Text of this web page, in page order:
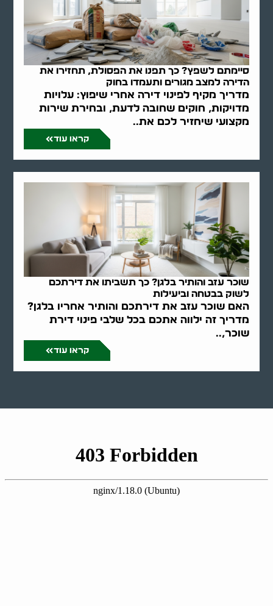
סיימתם לשפץ? כך תפנו את הפסולת, תחזירו את
הדירה למצב מגורים ותעמדו בחוק
מדריך מקיף לפינוי דירה אחרי שיפוץ: עלויות
מדויקות, חוקים שחובה לדעת, ובחירת שירות
מקצועי שיחזיר לכם את..
קראו עוד
שוכר עזב והותיר בלגן? כך תשביתו את דירתכם
לשוק בבטחה וביעילות
האם שוכר עזב את דירתכם והותיר אחריו בלגן?
מדריך זה ילווה אתכם בכל שלבי פינוי דירת
שוכר,..
קראו עוד